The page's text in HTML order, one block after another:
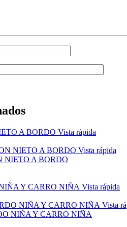
Vista rápida
Vista rápida
NIETO A BORDO
Vista rápida
Vista
NIÑA Y CARRO NIÑA